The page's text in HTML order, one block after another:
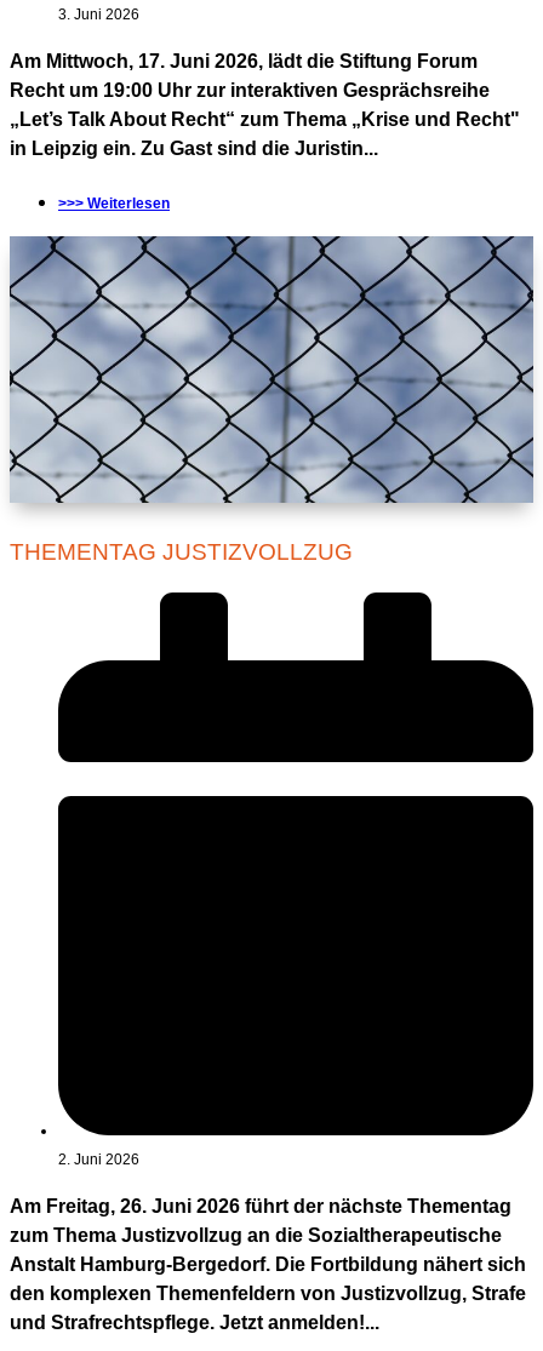
3. Juni 2026
Am Mittwoch, 17. Juni 2026, lädt die Stiftung Forum
Recht um 19:00 Uhr zur interaktiven Gesprächsreihe
„Let’s Talk About Recht“ zum Thema „Krise und Recht"
in Leipzig ein. Zu Gast sind die Juristin...
>>> Weiterlesen
THEMENTAG JUSTIZVOLLZUG
2. Juni 2026
Am Freitag, 26. Juni 2026 führt der nächste Thementag
zum Thema Justizvollzug an die Sozialtherapeutische
Anstalt Hamburg-Bergedorf. Die Fortbildung nähert sich
den komplexen Themenfeldern von Justizvollzug, Strafe
und Strafrechtspflege. Jetzt anmelden!...